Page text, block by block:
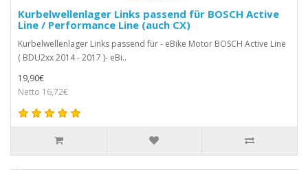
Kurbelwellenlager Links passend für BOSCH Active
Line / Performance Line (auch CX)
Kurbelwellenlager Links passend für - eBike Motor BOSCH Active Line
( BDU2xx 2014 - 2017 )- eBi..
19,90€
Netto 16,72€